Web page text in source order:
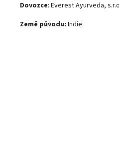
Dovozce: Everest Ayurveda,
Země původu: Indie